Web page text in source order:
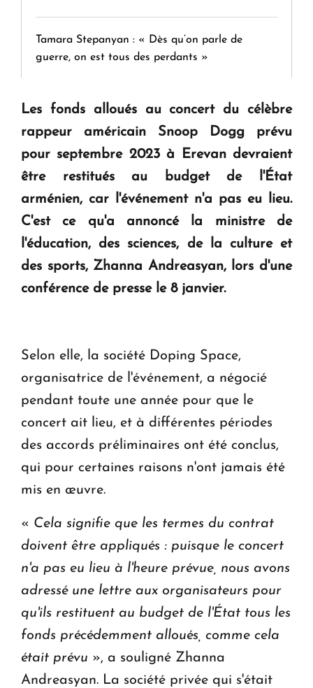
Tamara Stepanyan : « Dès qu’on parle de
guerre, on est tous des perdants »
" Tant qu'il n'existe pas d'alternative concrète, la
KASA : 30 ans d'audace, de résilience et d'avenir
en Arménie
Le premier hôtel Hyatt Regency d'Arménie
ouvrira ses portes à Dilijan
Les fonds alloués au concert du célèbre
rappeur américain Snoop Dogg prévu
pour septembre 2023 à Erevan devraient
être restitués au budget de l'État
arménien, car l'événement n'a pas eu lieu.
C'est ce qu'a annoncé la ministre de
l'éducation, des sciences, de la culture et
des sports, Zhanna Andreasyan, lors d'une
conférence de presse le 8 janvier.
Selon elle, la société Doping Space,
organisatrice de l'événement, a négocié
pendant toute une année pour que le
concert ait lieu, et à différentes périodes
des accords préliminaires ont été conclus,
qui pour certaines raisons n'ont jamais été
mis en œuvre.
« Cela signifie que les termes du contrat
doivent être appliqués : puisque le concert
n'a pas eu lieu à l'heure prévue, nous avons
adressé une lettre aux organisateurs pour
qu'ils restituent au budget de l'État tous les
fonds précédemment alloués, comme cela
était prévu », a souligné Zhanna
Andreasyan. La société privée qui s'était